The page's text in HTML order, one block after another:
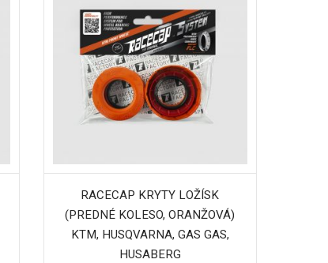
RACECAP KRYTY LOŽÍSK
(PREDNÉ KOLESO, ORANŽOVÁ)
KTM, HUSQVARNA, GAS GAS,
HUSABERG